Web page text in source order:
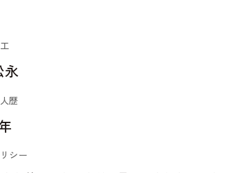
永
歴
シー